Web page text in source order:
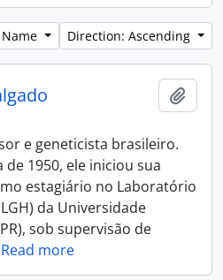
Direction: Ascending
e geneticista brasileiro.
de 1950, ele iniciou sua
estagiário no Laboratório
da Universidade
sob supervisão de
Read more